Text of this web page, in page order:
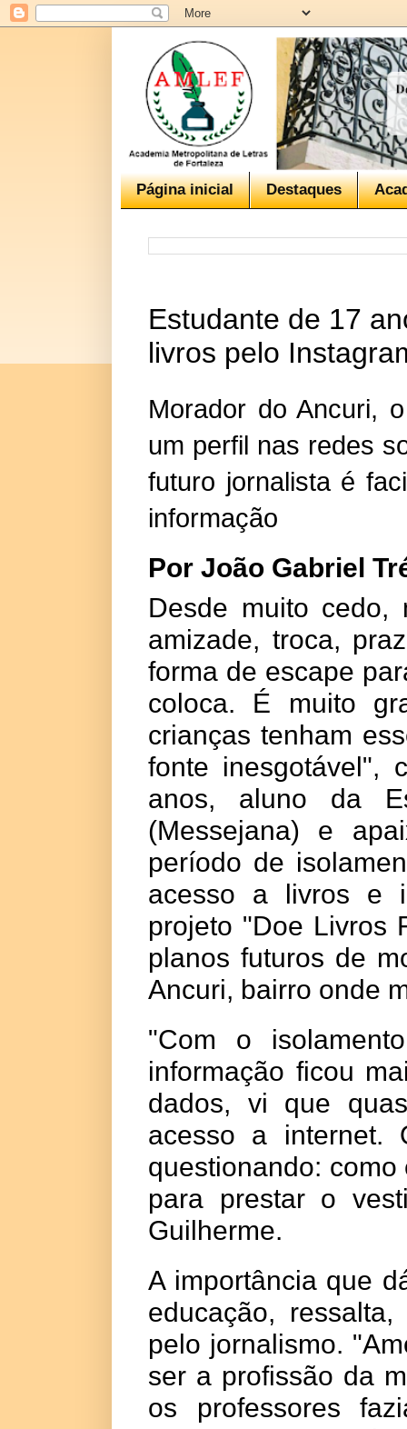
Página inicial Destaques
Estudante de 17
livros pelo
Morador do Ancuri,
um perfil nas redes
futuro jornalista é
informação
Por João Gabriel
Desde muito
amizade, troca,
forma de escape
coloca. É muito
crianças tenham
fonte inesgotável",
anos, aluno da
(Messejana) e
período de
acesso a livros e
projeto "Doe Livros
planos futuros de
Ancuri, bairro onde
"Com o
informação ficou
dados, vi que
acesso a internet.
questionando:
para prestar o
Guilherme.
A importância que
educação,
pelo jornalismo.
ser a profissão da
os professores